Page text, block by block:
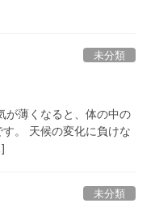
未分類
が薄くなると、体の中の
。 天候の変化に負けな
未分類